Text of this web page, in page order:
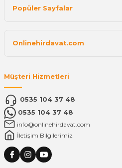
Popüler Sayfalar
Onlinehirdavat.com
Müşteri Hizmetleri
0535 104 37 48
0535 104 37 48
info@onlinehirdavat.com
İletişim Bilgilerimiz